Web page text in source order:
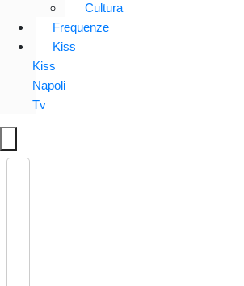
Cultura
Frequenze
Kiss
Kiss
Napoli
Tv